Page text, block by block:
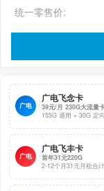
统一零售价:
广电
广电飞念卡
39元/月 230G大流量
155G 通用 + 30G 定
广电
广电飞丰卡
首年31元220G
2-12个月31元月租合